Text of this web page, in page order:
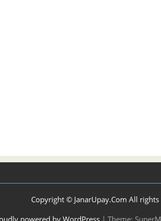
Copyright © JanarUpay.Com All rights
powered by WordPress | Theme: